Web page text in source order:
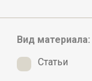
Вид материала:
Статьи